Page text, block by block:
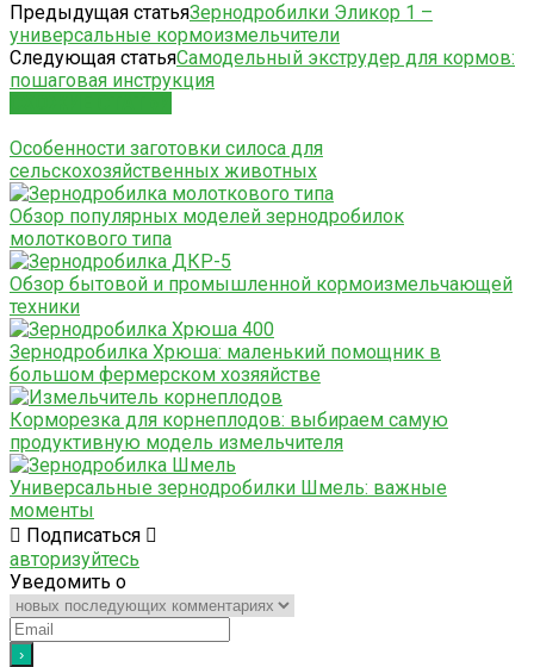
Предыдущая статьяЗернодробилки Эликор 1 –
универсальные кормоизмельчители
Следующая статьяСамодельный экструдер для кормов:
пошаговая инструкция
Особенности заготовки силоса для
сельскохозяйственных животных
Обзор популярных моделей зернодробилок
молоткового типа
Обзор бытовой и промышленной кормоизмельчающей
техники
Зернодробилка Хрюша: маленький помощник в
большом фермерском хозяяйстве
Корморезка для корнеплодов: выбираем самую
продуктивную модель измельчителя
Универсальные зернодробилки Шмель: важные
моменты
Подписаться
авторизуйтесь
Уведомить о